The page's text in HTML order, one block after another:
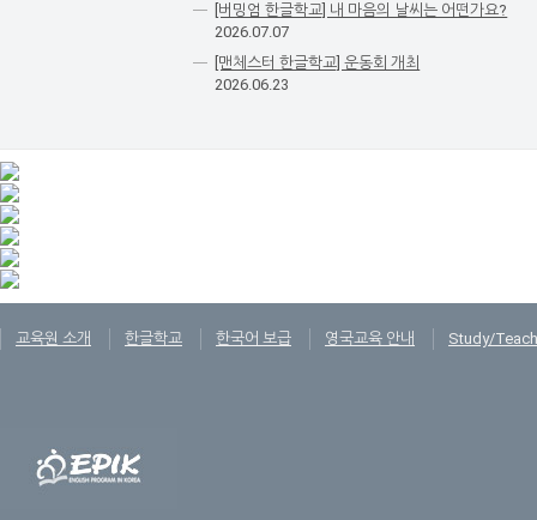
[버밍엄 한글학교] 내 마음의 날씨는 어떤가요?
2026.07.07
[맨체스터 한글학교] 운동회 개최
2026.06.23
교육원 소개 한글학교 한국어 보급 영국교육 안내 Study/